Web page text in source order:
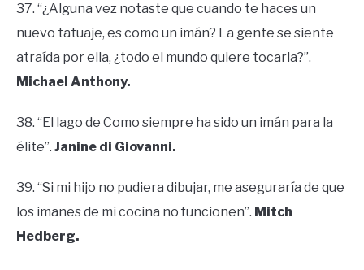
37. “¿Alguna vez notaste que cuando te haces un
nuevo tatuaje, es como un imán? La gente se siente
atraída por ella, ¿todo el mundo quiere tocarla?”.
Michael Anthony.
38. “El lago de Como siempre ha sido un imán para la
élite”. Janine di Giovanni.
39. “Si mi hijo no pudiera dibujar, me aseguraría de que
los imanes de mi cocina no funcionen”. Mitch
Hedberg.